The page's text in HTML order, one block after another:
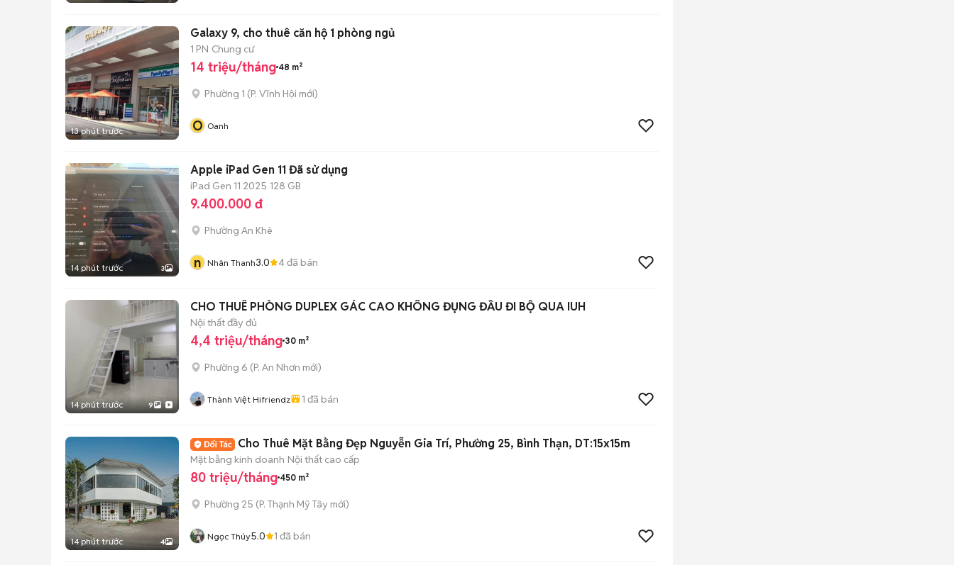
13 phút trước
Galaxy 9, cho thuê căn hộ 1 phòng ngủ
1 PN Chung cư
14 triệu/tháng 48 m²
Phường 1 (P. Vĩnh Hội mới)
O Oanh
14 phút trước 3
Apple iPad Gen 11 Đã sử dụng
iPad Gen 11 2025 128 GB
9.400.000 đ
Phường An Khê
n Nhân Thanh3.0 4đã bán
14 phút trước 9
CHO THUÊ PHÒNG DUPLEX GÁC CAO KHÔNG ĐỤNG ĐẦU ĐI BỘ QUA IUH
Nội thất đầy đủ
4,4 triệu/tháng 30 m²
Phường 6 (P. An Nhơn mới)
Thành Việt Hifriendz 1 đã bán
14 phút trước 4
Cho Thuê Mặt Bằng Đẹp Nguyễn Gia Trí, Phường 25, Bình Thạn, DT:15x15m
Mặt bằng kinh doanh Nội thất cao cấp
80 triệu/tháng 450 m²
Phường 25 (P. Thạnh Mỹ Tây mới)
Ngọc Thúy5.0 1 đã bán